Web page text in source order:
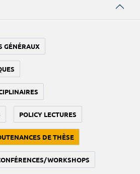
GÉNÉRAUX
POLICY LECTURES
DE THÈSE
WORKSHOPS